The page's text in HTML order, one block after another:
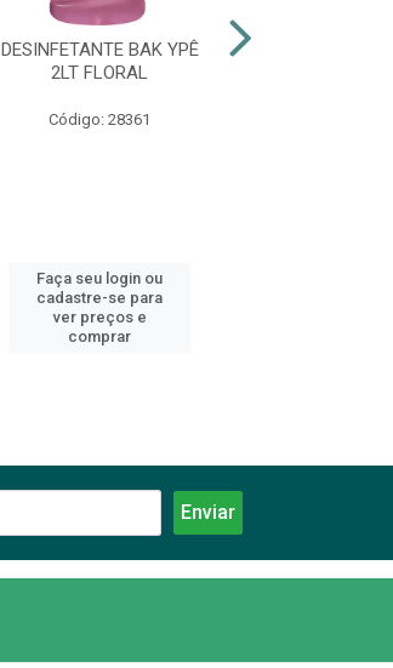
DESINFETANTE BAK YPÊ
2LT FLORAL
Código: 28361
Faça seu login ou
cadastre-se para
ver preços e
comprar